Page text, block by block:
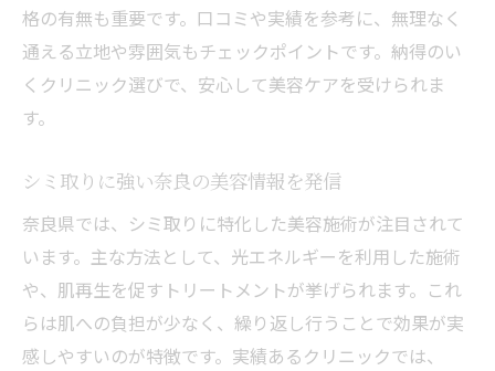
格の有無も重要です。口コミや実績を参考に、無理なく
通える立地や雰囲気もチェックポイントです。納得のい
くクリニック選びで、安心して美容ケアを受けられま
す。
シミ取りに強い奈良の美容情報を発信
奈良県では、シミ取りに特化した美容施術が注目されて
います。主な方法として、光エネルギーを利用した施術
や、肌再生を促すトリートメントが挙げられます。これ
らは肌への負担が少なく、繰り返し行うことで効果が実
感しやすいのが特徴です。実績あるクリニックでは、